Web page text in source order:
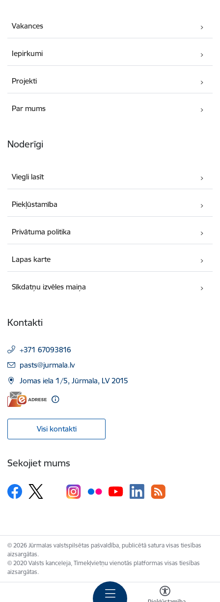
Vakances
Iepirkumi
Projekti
Par mums
Noderīgi
Viegli lasīt
Piekļūstamība
Privātuma politika
Lapas karte
Sīkdatņu izvēles maiņa
Kontakti
+371 67093816
E-pasts:
pasts@jurmala.lv
Jomas iela 1/5, Jūrmala, LV 2015
Visi kontakti
Sekojiet mums
© 2026 Jūrmalas valstspilsētas pašvaldība, publicētā satura visas tiesības
aizsargātas.
© 2020 Valsts kanceleja, Tīmekļvietņu vienotās platformas visas tiesības
aizsargātas.